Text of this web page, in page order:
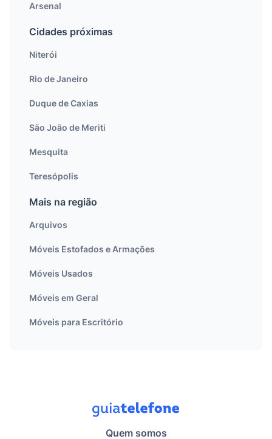
Arsenal
Cidades próximas
Niterói
Rio de Janeiro
Duque de Caxias
São João de Meriti
Mesquita
Teresópolis
Mais na região
Arquivos
Móveis Estofados e Armações
Móveis Usados
Móveis em Geral
Móveis para Escritório
Quem somos